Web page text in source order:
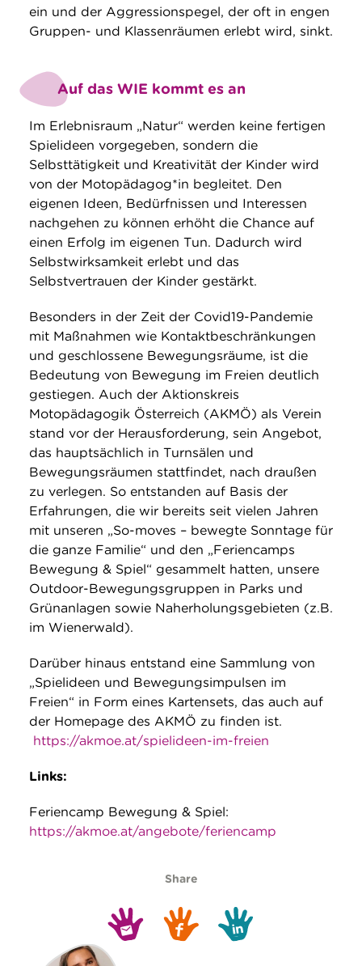
ein und der Aggressionspegel, der oft in engen
Gruppen- und Klassenräumen erlebt wird, sinkt.
Auf das WIE kommt es an
Im Erlebnisraum „Natur“ werden keine fertigen
Spielideen vorgegeben, sondern die
Selbsttätigkeit und Kreativität der Kinder wird
von der Motopädagog*in begleitet. Den
eigenen Ideen, Bedürfnissen und Interessen
nachgehen zu können erhöht die Chance auf
einen Erfolg im eigenen Tun. Dadurch wird
Selbstwirksamkeit erlebt und das
Selbstvertrauen der Kinder gestärkt.
Besonders in der Zeit der Covid19-Pandemie
mit Maßnahmen wie Kontaktbeschränkungen
und geschlossene Bewegungsräume, ist die
Bedeutung von Bewegung im Freien deutlich
gestiegen. Auch der Aktionskreis
Motopädagogik Österreich (AKMÖ) als Verein
stand vor der Herausforderung, sein Angebot,
das hauptsächlich in Turnsälen und
Bewegungsräumen stattfindet, nach draußen
zu verlegen. So entstanden auf Basis der
Erfahrungen, die wir bereits seit vielen Jahren
mit unseren „So-moves – bewegte Sonntage für
die ganze Familie“ und den „Feriencamps
Bewegung & Spiel“ gesammelt hatten, unsere
Outdoor-Bewegungsgruppen in Parks und
Grünanlagen sowie Naherholungsgebieten (z.B.
im Wienerwald).
Darüber hinaus entstand eine Sammlung von
„Spielideen und Bewegungsimpulsen im
Freien“ in Form eines Kartensets, das auch auf
der Homepage des AKMÖ zu finden ist.
https://akmoe.at/spielideen-im-freien
Links:
Feriencamp Bewegung & Spiel:
https://akmoe.at/angebote/feriencamp
Share